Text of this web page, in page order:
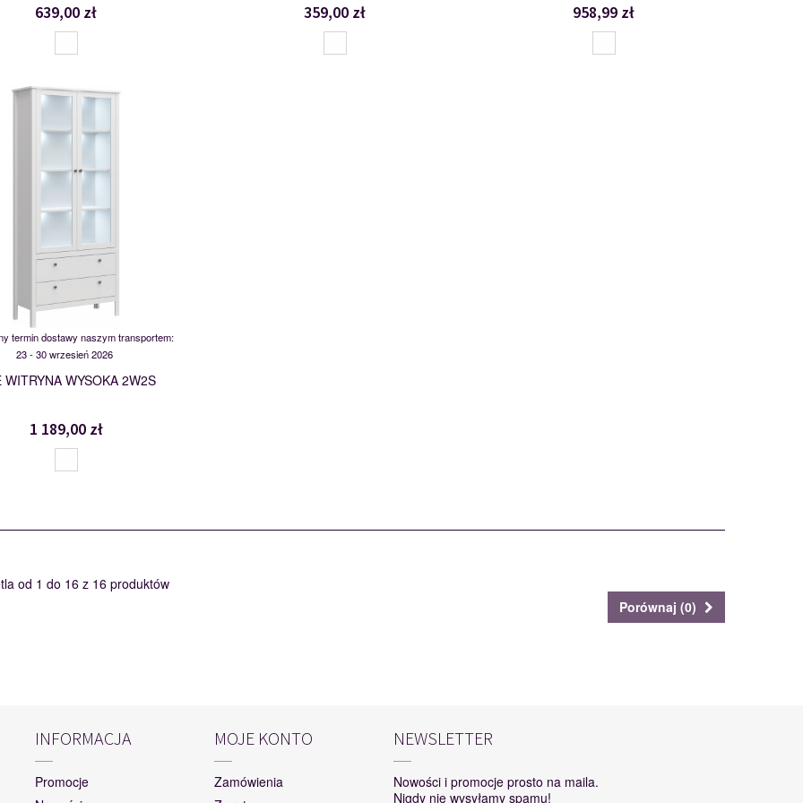
639,00 zł 359,00 zł 958,99 zł
MSBP-095-WIT_WYS_2W2S-011-
termin dostawy naszym transportem:
23 - 30 wrzesień 2026
WITRYNA WYSOKA 2W2S
1 189,00 zł
od 1 do 16 z 16 produktów
Porównaj (0)
INFORMACJA
Promocje
MOJE KONTO
Zamówienia
NEWSLETTER
Nowości i promocje prosto na maila.
Nigdy nie wysyłamy spamu!